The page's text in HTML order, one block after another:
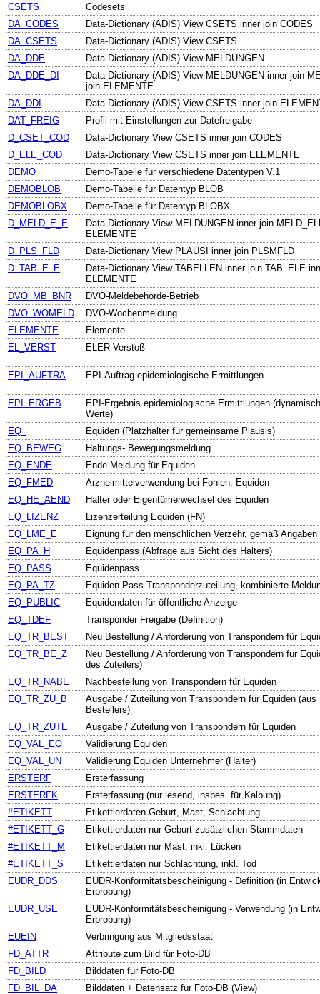
CSETS
Codesets
DA_CODES
Data-Dictionary (ADIS) View CSETS inner join CODES
DA_CSETS
Data-Dictionary (ADIS) View CSETS
DA_DDE
Data-Dictionary (ADIS) View MELDUNGEN
DA_DDE_DI
Data-Dictionary (ADIS) View MELDUNGEN inner join
join ELEMENTE
DA_DDI
Data-Dictionary (ADIS) View CSETS inner join
DAT_FREIG
Profil mit Einstellungen zur Datefreigabe
D_CSET_COD
Data-Dictionary View CSETS inner join CODES
D_ELE_COD
Data-Dictionary View CSETS inner join ELEMENTE
DEMO
Demo-Tabelle für verschiedene Datentypen V.1
DEMOBLOB
Demo-Tabelle für Datentyp BLOB
DEMOBLOBX
Demo-Tabelle für Datentyp BLOBX
D_MELD_E_E
Data-Dictionary View MELDUNGEN inner join
ELEMENTE
D_PLS_FLD
Data-Dictionary View PLAUSI inner join PLSMFLD
D_TAB_E_E
Data-Dictionary View TABELLEN inner join TAB_ELE
ELEMENTE
DVO_MB_BNR
DVO-Meldebehörde-Betrieb
DVO_WOMELD
DVO-Wochenmeldung
ELEMENTE
Elemente
EL_VERST
ELER Verstoß
EPI_AUFTRA EPI-Auftrag epidemiologische Ermittlungen
EPI_ERGEB
EPI-Ergebnis epidemiologische Ermittlungen
Werte)
EQ_
Equiden (Platzhalter für gemeinsame Plausis)
EQ_BEWEG
Haltungs- Bewegungsmeldung
EQ_ENDE
Ende-Meldung für Equiden
EQ_FMED
Arzneimittelverwendung bei Fohlen, Equiden
EQ_HE_AEND
Halter oder Eigentümerwechsel des Equiden
EQ_LIZENZ
Lizenzerteilung Equiden (FN)
EQ_LME_E
Eignung für den menschlichen Verzehr, gemäß
EQ_PA_H
Equidenpass (Abfrage aus Sicht des Halters)
EQ_PASS
Equidenpass
EQ_PA_TZ
Equiden-Pass-Transponderzuteilung, kombinierte
EQ_PUBLIC
Equidendaten für öffentliche Anzeige
EQ_TDEF
Transponder Freigabe (Definition)
EQ_TR_BEST
Neu Bestellung / Anforderung von Transpondern für
EQ_TR_BE_Z
Neu Bestellung / Anforderung von Transpondern für
des Zuteilers)
EQ_TR_NABE
Nachbestellung von Transpondern für Equiden
EQ_TR_ZU_B
Ausgabe / Zuteilung von Transpondern für Equiden
Bestellers)
EQ_TR_ZUTE
Ausgabe / Zuteilung von Transpondern für Equiden
EQ_VAL_EQ
Validierung Equiden
EQ_VAL_UN
Validierung Equiden Unternehmer (Halter)
ERSTERF
Ersterfassung
ERSTERFK
Ersterfassung (nur lesend, insbes. für Kalbung)
#ETIKETT
Etikettierdaten Geburt, Mast, Schlachtung
#ETIKETT_G
Etikettierdaten nur Geburt zusätzlichen Stammdaten
#ETIKETT_M
Etikettierdaten nur Mast, inkl. Lücken
#ETIKETT_S
Etikettierdaten nur Schlachtung, inkl. Tod
EUDR_DDS
EUDR-Konformitätsbescheinigung - Definition (in
Erprobung)
EUDR_USE
EUDR-Konformitätsbescheinigung - Verwendung (in
Erprobung)
EUEIN
Verbringung aus Mitgliedsstaat
FD_ATTR
Attribute zum Bild für Foto-DB
FD_BILD
Bilddaten für Foto-DB
FD_BIL_DA
Bilddaten + Datensatz für Foto-DB (View)